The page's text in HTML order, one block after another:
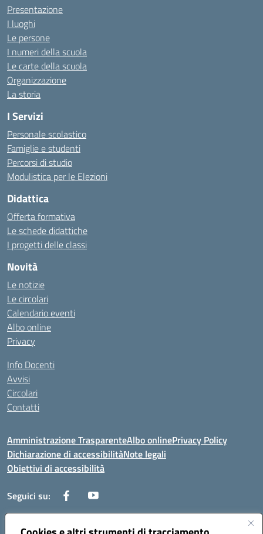
Presentazione
I luoghi
Le persone
I numeri della scuola
Le carte della scuola
Organizzazione
La storia
I Servizi
Personale scolastico
Famiglie e studenti
Percorsi di studio
Modulistica per le Elezioni
Didattica
Offerta formativa
Le schede didattiche
I progetti delle classi
Novità
Le notizie
Le circolari
Calendario eventi
Albo online
Privacy
Info Docenti
Avvisi
Circolari
Contatti
Amministrazione TrasparenteAlbo onlinePrivacy Policy
Dichiarazione di accessibilitàNote legali
Obiettivi di accessibilità
Seguici su: